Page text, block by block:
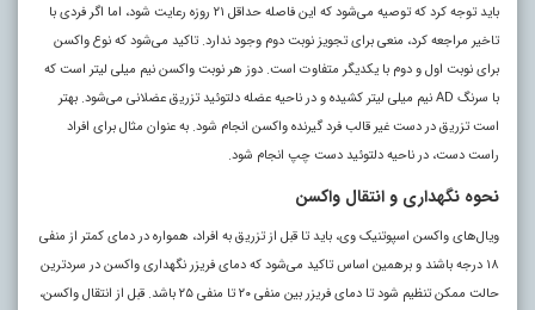
باید توجه کرد که توصیه می‌شود که این فاصله حداقل ۲۱ روزه رعایت شود، اما اگر فردی با
تاخیر مراجعه کرد، منعی برای تجویز نوبت دوم وجود ندارد. تاکید می‌شود که نوع واکسن
برای نوبت اول و دوم با یکدیگر متفاوت است. دوز هر نوبت واکسن نیم میلی لیتر است که
با سرنگ AD نیم میلی لیتر کشیده و در ناحیه عضله دلتوئید تزریق عضلانی می‌شود. بهتر
است تزریق در دست غیر قالب فرد گیرنده واکسن انجام شود. به عنوان مثال برای افراد
راست دست، در ناحیه دلتوئید دست چپ انجام شود.
نحوه نگهداری و انتقال واکسن
ویال‌های واکسن اسپوتنیک وی، باید تا قبل از تزریق به افراد، همواره در دمای کمتر از منفی
۱۸ درجه باشند و برهمین اساس تاکید می‌شود که دمای فریزر نگهداری واکسن در سردترین
حالت ممکن تنظیم شود تا دمای فریزر بین منفی ۲۰ تا منفی ۲۵ باشد. قبل از انتقال واکسن،